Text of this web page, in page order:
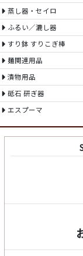
蒸し器・セイロ
ふるい／漉し器
すり鉢 すりこぎ棒
麺関連用品
漬物用品
砥石 研ぎ器
エスプーマ